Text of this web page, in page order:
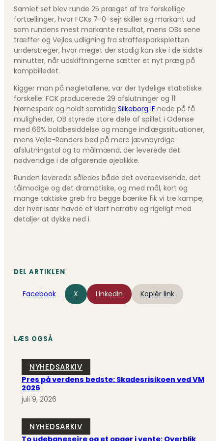
Samlet set blev runde 25 præget af tre forskellige
fortællinger, hvor FCKs 7-0-sejr skiller sig markant ud
som rundens mest markante resultat, mens OBs sene
træffer og Vejles udligning fra straffesparkspletten
understreger, hvor meget der stadig kan ske i de sidste
minutter, når udskiftningerne sætter et nyt præg på
kampbilledet.
Kigger man på nøgletallene, var der tydelige statistiske
forskelle: FCK producerede 29 afslutninger og 11
hjørnespark og holdt samtidig Silkeborg IF nede på få
muligheder, OB styrede store dele af spillet i Odense
med 66% boldbesiddelse og mange indlægssituationer,
mens Vejle-Randers bød på mere jævnbyrdige
afslutningstal og to målmænd, der leverede det
nødvendige i de afgørende øjeblikke.
Runden leverede således både det overbevisende, det
tålmodige og det dramatiske, og med mål, kort og
mange taktiske greb fra begge bænke fik vi tre kampe,
der hver især havde et klart narrativ og rigeligt med
detaljer at dykke ned i.
DEL ARTIKLEN
Facebook X LinkedIn Kopiér link
LÆS OGSÅ
NYHEDSARKIV
Pres på verdens bedste: Skadesrisikoen ved VM
2026
juli 9, 2026
NYHEDSARKIV